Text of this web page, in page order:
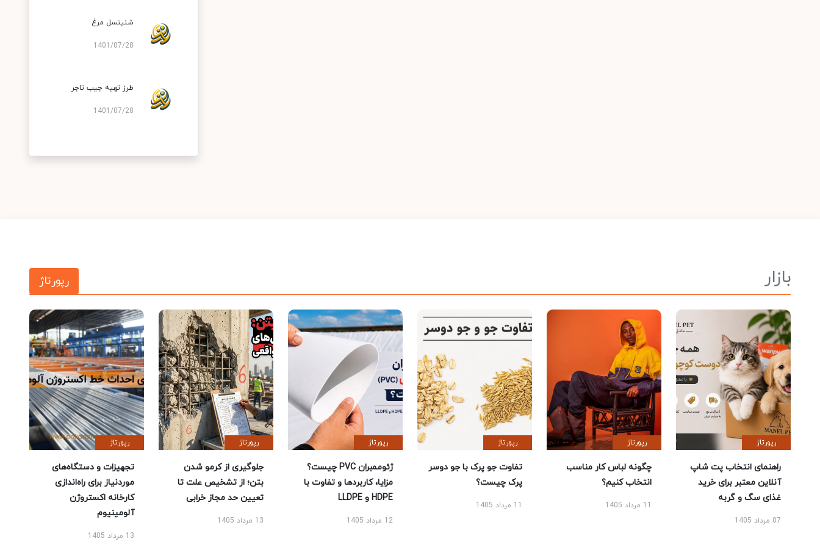
شنیتسل مرغ
1401/07/28
طرز تهیه جیب تاجر
1401/07/28
بازار رپورتاژ
رپورتاژ
راهنمای انتخاب پت شاپ
آنلاین معتبر برای خرید
غذای سگ و گربه
07 مرداد 1405
رپورتاژ
چگونه لباس کار مناسب
انتخاب کنیم؟
11 مرداد 1405
رپورتاژ
تفاوت جو پرک با جو دوسر
پرک چیست؟
11 مرداد 1405
رپورتاژ
ژئوممبران PVC چیست؟
مزایا، کاربردها و تفاوت با
HDPE و LLDPE
12 مرداد 1405
رپورتاژ
جلوگیری از کرمو شدن
بتن؛ از تشخیص علت تا
تعیین حد مجاز خرابی
13 مرداد 1405
رپورتاژ
تجهیزات و دستگاه‌های
موردنیاز برای راه‌اندازی
کارخانه اکستروژن
آلومینیوم
13 مرداد 1405